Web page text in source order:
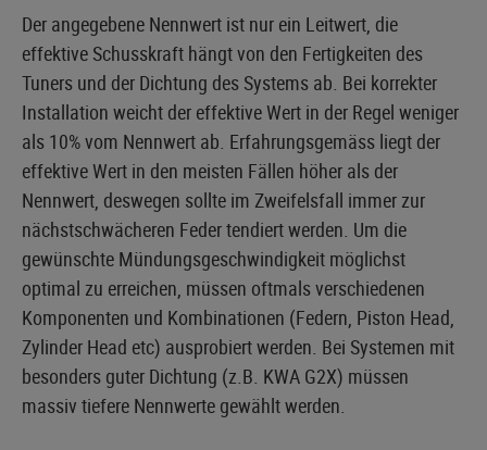
Der angegebene Nennwert ist nur ein Leitwert, die
effektive Schusskraft hängt von den Fertigkeiten des
Tuners und der Dichtung des Systems ab. Bei korrekter
Installation weicht der effektive Wert in der Regel weniger
als 10% vom Nennwert ab. Erfahrungsgemäss liegt der
effektive Wert in den meisten Fällen höher als der
Nennwert, deswegen sollte im Zweifelsfall immer zur
nächstschwächeren Feder tendiert werden. Um die
gewünschte Mündungsgeschwindigkeit möglichst
optimal zu erreichen, müssen oftmals verschiedenen
Komponenten und Kombinationen (Federn, Piston Head,
Zylinder Head etc) ausprobiert werden. Bei Systemen mit
besonders guter Dichtung (z.B. KWA G2X) müssen
massiv tiefere Nennwerte gewählt werden.